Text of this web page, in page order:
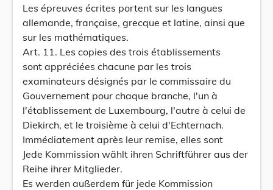
Les épreuves écrites portent sur les langues
allemande, française, grecque et latine, ainsi que
sur les mathématiques.
Art. 11. Les copies des trois établissements
sont appréciées chacune par les trois
examinateurs désignés par le commissaire du
Gouvernement pour chaque branche, l'un à
l'établissement de Luxembourg, l'autre à celui de
Diekirch, et le troisième à celui d'Echternach.
Immédiatement après leur remise, elles sont
Jede Kommission wählt ihren Schriftführer aus der
Reihe ihrer Mitglieder.
Es werden außerdem für jede Kommission